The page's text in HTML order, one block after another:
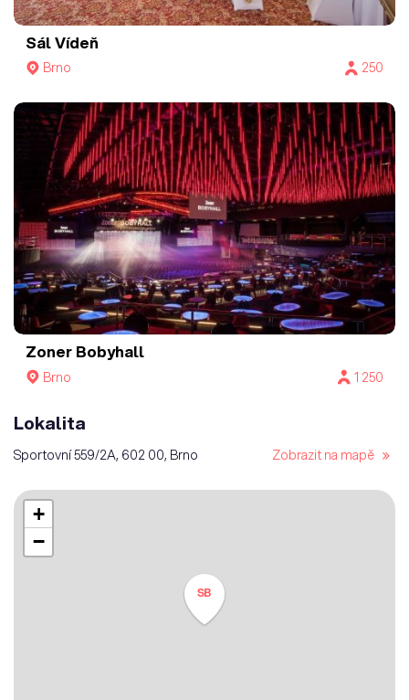
Sál Vídeň
Brno 250
Zoner Bobyhall
Brno 1 250
Lokalita
Sportovní 559/2A, 602 00, Brno Zobrazit na mapě
SB
+
−